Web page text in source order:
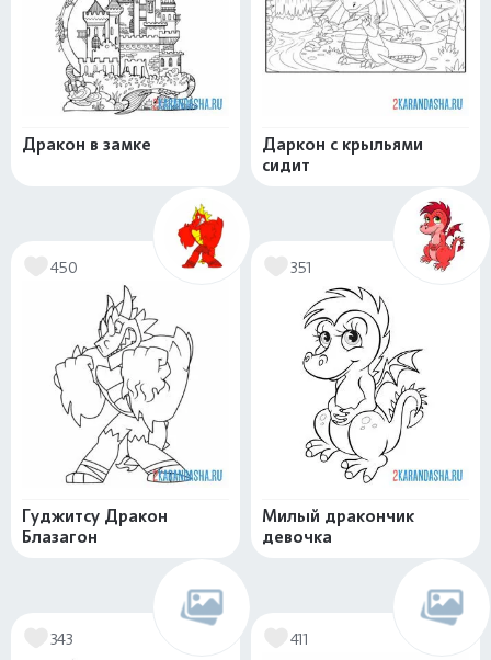
Дракон в замке
Даркон с крыльями
сидит
450
Гуджитсу Дракон
Блазагон
351
Милый дракончик
девочка
343 411